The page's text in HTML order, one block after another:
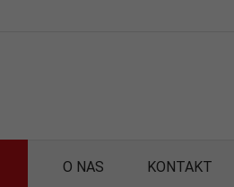
O NAS KONTAKT